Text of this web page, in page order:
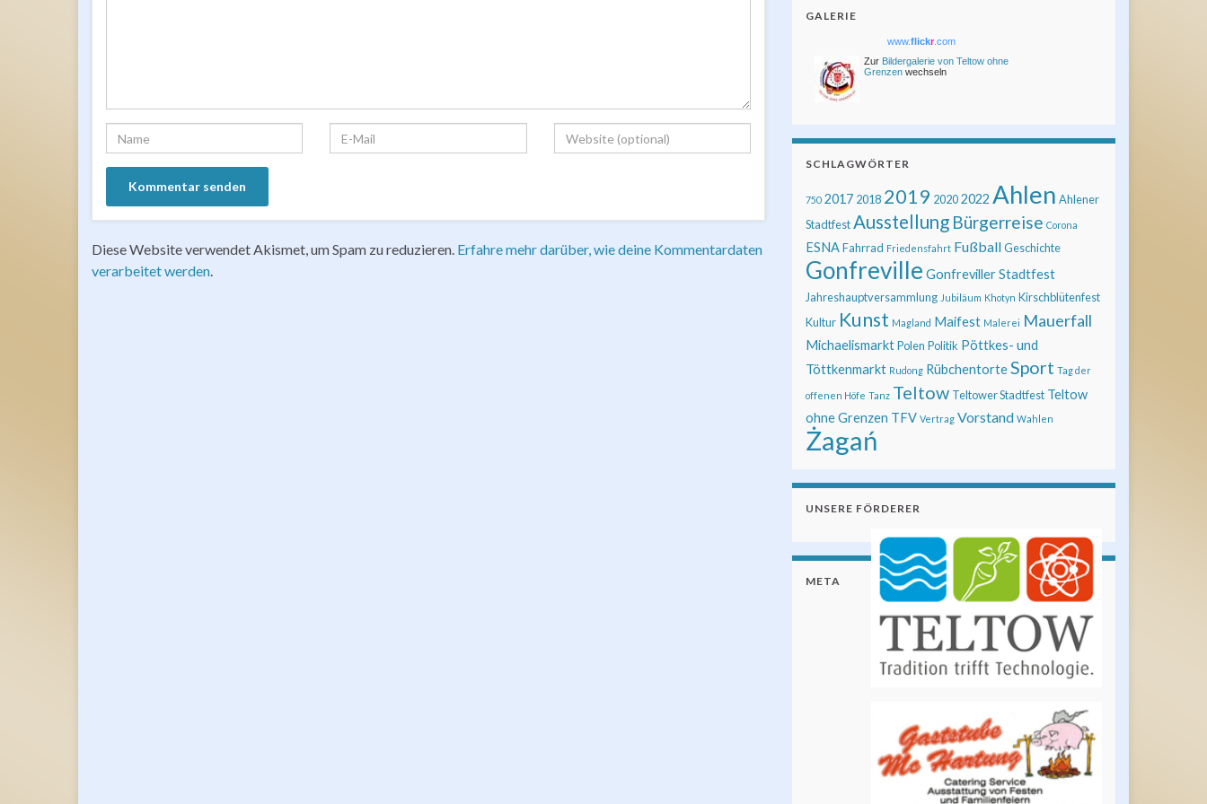
Diese Website verwendet Akismet, um Spam zu reduzieren. Erfahre mehr darüber, wie deine Kommentardaten
verarbeitet werden.
GALERIE
www.flickr.com
Zur Bildergalerie von Teltow ohne
Grenzen wechseln
SCHLAGWÖRTER
750 2017 2018 2019 20202022 Ahlen Ahlener
Stadtfest Ausstellung Bürgerreise Corona
ESNAFahrrad Friedensfahrt FußballGeschichte
Gonfreville Gonfreviller Stadtfest
Jahreshauptversammlung Jubiläum Khotyn Kirschblütenfest
Kultur Kunst Magland Maifest Malerei Mauerfall
MichaelismarktPolen Politik Pöttkes- und
Töttkenmarkt Rudong RübchentorteSport Tag der
offenen Höfe Tanz Teltow Teltower Stadtfest Teltow
ohne Grenzen TFV Vertrag Vorstand Wahlen
Żagań
UNSERE FÖRDERER
META